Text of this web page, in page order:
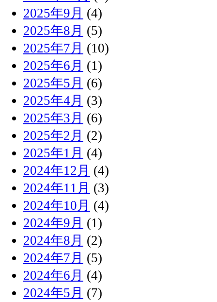
2025年9月 (4)
2025年8月 (5)
2025年7月 (10)
2025年6月 (1)
2025年5月 (6)
2025年4月 (3)
2025年3月 (6)
2025年2月 (2)
2025年1月 (4)
2024年12月 (4)
2024年11月 (3)
2024年10月 (4)
2024年9月 (1)
2024年8月 (2)
2024年7月 (5)
2024年6月 (4)
2024年5月 (7)